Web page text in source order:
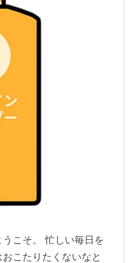
こそ。 忙しい毎日を
こたりたくないなと